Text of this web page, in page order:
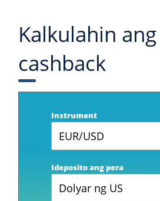
Kalkulahin
cashback
Instrument
EUR/USD
Ideposito ang pera
Dolyar ng US